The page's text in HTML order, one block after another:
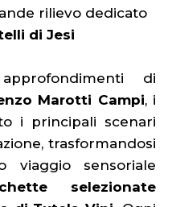
rilievo dedicato
di Jesi
di
Marotti Campi, i
i principali scenari
trasformandosi
sensoriale
selezionate